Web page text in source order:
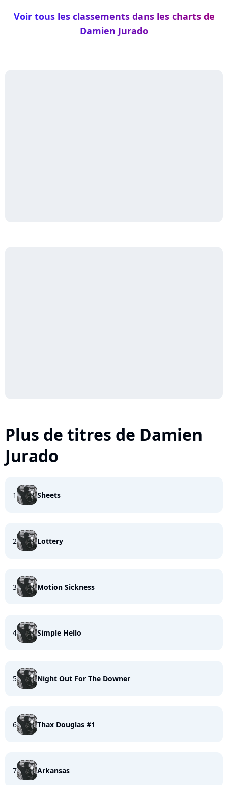
Voir tous les classements dans les charts de
Damien Jurado
Plus de titres de Damien
Jurado
1 Sheets
2 Lottery
3 Motion Sickness
4 Simple Hello
5 Night Out For The Downer
6 Thax Douglas #1
7 Arkansas